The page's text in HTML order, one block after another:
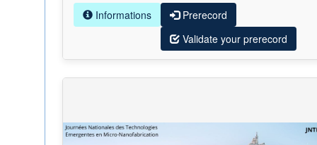
Informations
Prerecord
Validate your prerecord